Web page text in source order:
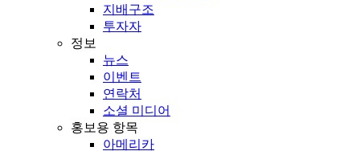
지배구조
투자자
정보
뉴스
이벤트
연락처
소셜 미디어
홍보용 항목
아메리카